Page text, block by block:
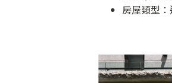
房屋類型